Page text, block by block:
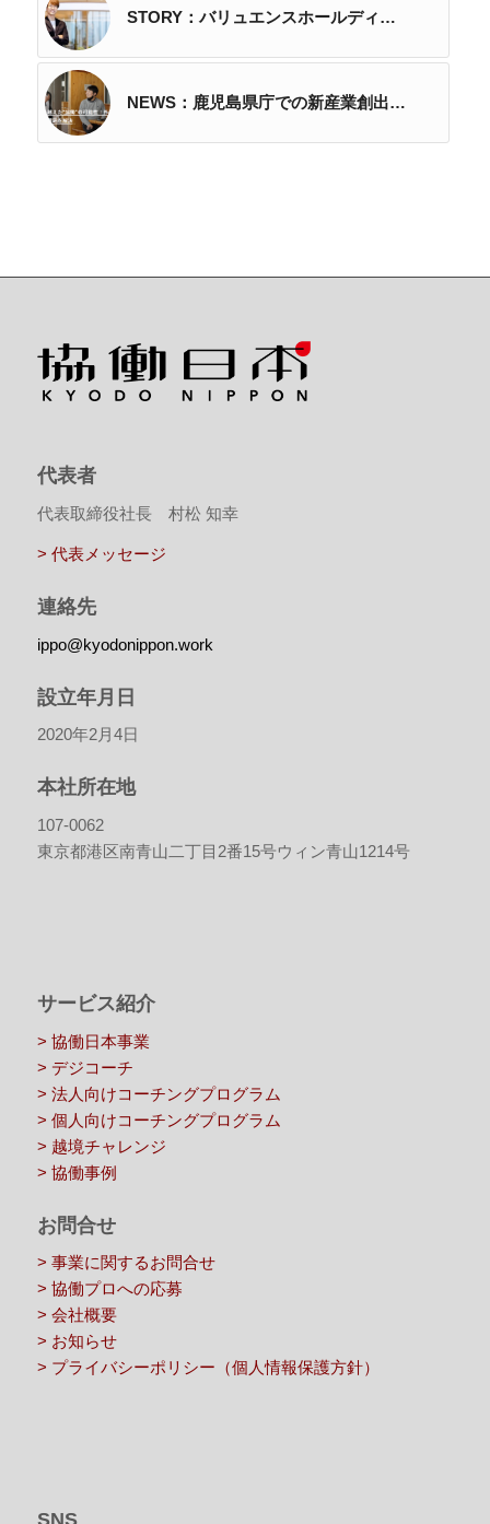
STORY：バリュエンスホールディ…
NEWS：鹿児島県庁での新産業創出…
代表者
代表取締役社長 村松 知幸
> 代表メッセージ
連絡先
ippo@kyodonippon.work
設立年月日
2020年2月4日
本社所在地
107-0062
東京都港区南青山二丁目2番15号ウィン青山1214号
サービス紹介
> 協働日本事業
> デジコーチ
> 法人向けコーチングプログラム
> 個人向けコーチングプログラム
> 越境チャレンジ
> 協働事例
お問合せ
> 事業に関するお問合せ
> 協働プロへの応募
> 会社概要
> お知らせ
> プライバシーポリシー（個人情報保護方針）